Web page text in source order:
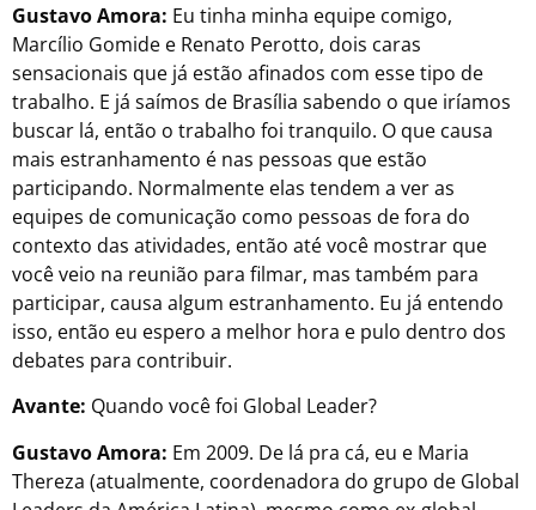
Gustavo Amora: Eu tinha minha equipe comigo,
Marcílio Gomide e Renato Perotto, dois caras
sensacionais que já estão afinados com esse tipo de
trabalho. E já saímos de Brasília sabendo o que iríamos
buscar lá, então o trabalho foi tranquilo. O que causa
mais estranhamento é nas pessoas que estão
participando. Normalmente elas tendem a ver as
equipes de comunicação como pessoas de fora do
contexto das atividades, então até você mostrar que
você veio na reunião para filmar, mas também para
participar, causa algum estranhamento. Eu já entendo
isso, então eu espero a melhor hora e pulo dentro dos
debates para contribuir.
Avante: Quando você foi Global Leader?
Gustavo Amora: Em 2009. De lá pra cá, eu e Maria
Thereza (atualmente, coordenadora do grupo de Global